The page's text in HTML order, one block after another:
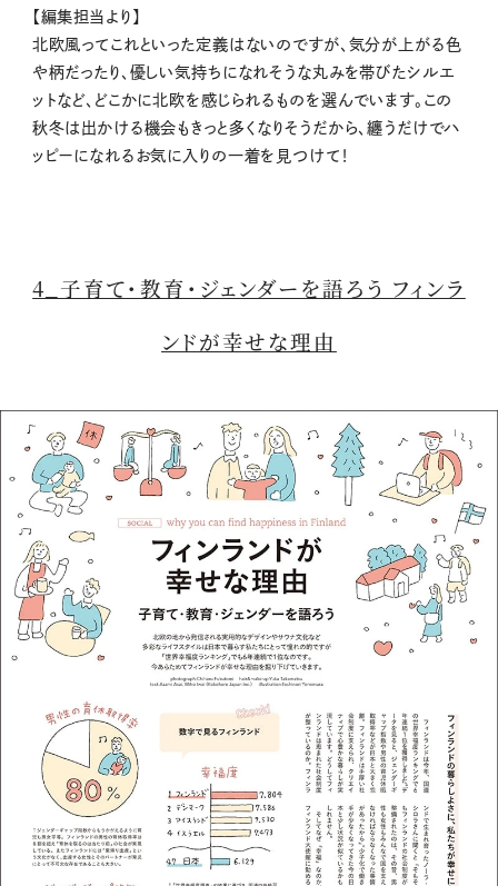
【編集担当より】
北欧風ってこれといった定義はないのですが、気分が上がる色
や柄だったり、優しい気持ちになれそうな丸みを帯びたシルエ
ットなど、どこかに北欧を感じられるものを選んでいます。この
秋冬は出かける機会もきっと多くなりそうだから、纏うだけでハ
ッピーになれるお気に入りの一着を見つけて！
4_子育て・教育・ジェンダーを語ろう フィンラ
ンドが幸せな理由